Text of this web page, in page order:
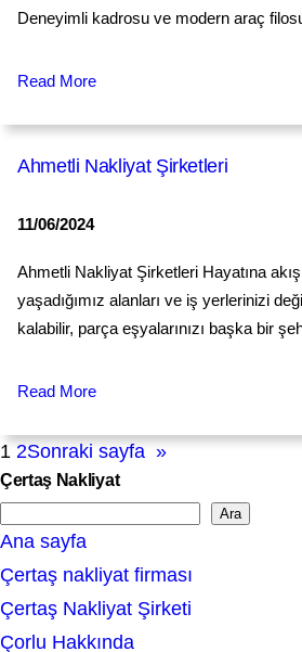
Deneyimli kadrosu ve modern araç
Read More
Ahmetli Nakliyat Şirketleri
11/06/2024
Ahmetli Nakliyat Şirketleri Hayatına
yaşadığımız alanları ve iş yerlerinizi
kalabilir, parça eşyalarınızı başka bir
Read More
1 2Sonraki sayfa »
Çertaş Nakliyat
e
a
r
Ara
Ana sayfa
Çertaş nakliyat firması
Çertaş Nakliyat Şirketi
Çorlu Hakkında